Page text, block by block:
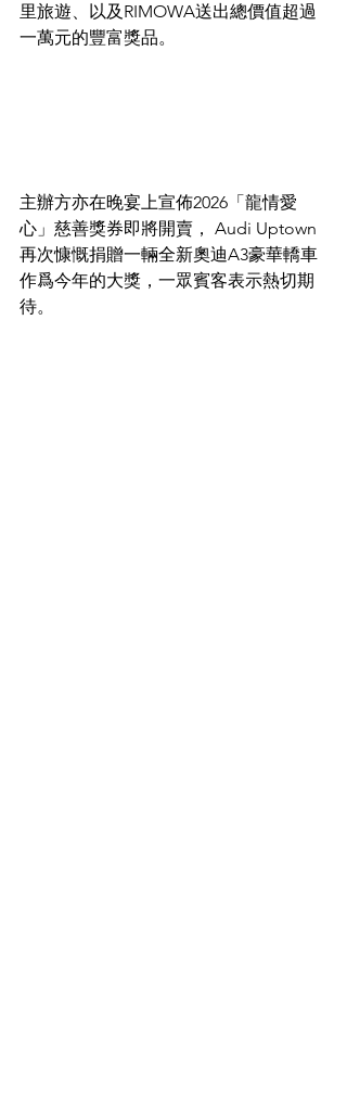
里旅遊、以及RIMOWA送出總價值超過
一萬元的豐富獎品。
主辦方亦在晚宴上宣佈2026「龍情愛
心」慈善獎券即將開賣， Audi Uptown
再次慷慨捐贈一輛全新奧迪A3豪華轎車
作爲今年的大獎，一眾賓客表示熱切期
待。